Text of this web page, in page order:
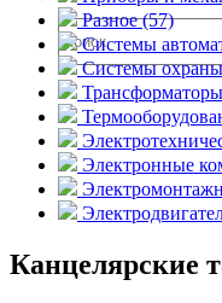
Разное (57)
Системы
Системы
Электронные
Канцелярские